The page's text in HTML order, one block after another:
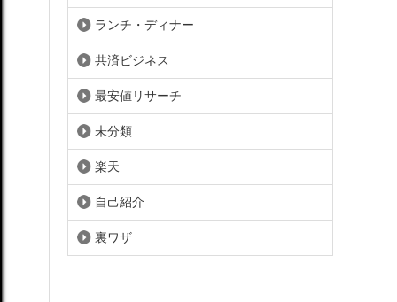
ランチ・ディナー
共済ビジネス
最安値リサーチ
未分類
楽天
自己紹介
裏ワザ